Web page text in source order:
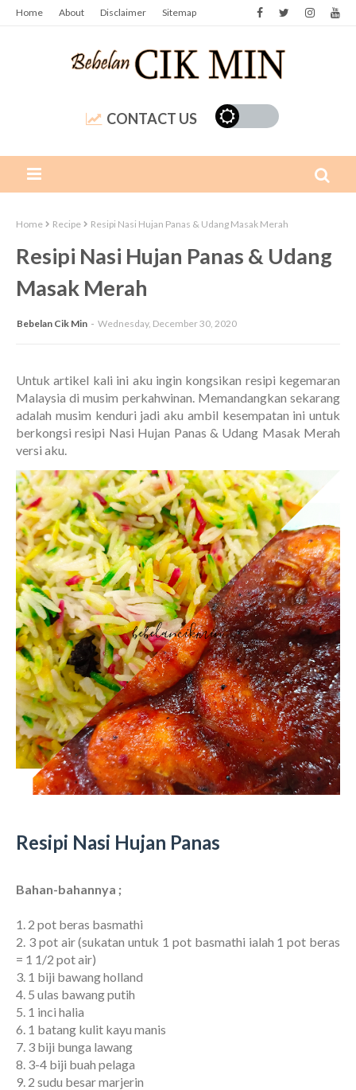
Home About Disclaimer Sitemap
CONTACT US
Home Recipe Resipi Nasi Hujan Panas & Udang Masak Merah
Resipi Nasi Hujan Panas & Udang
Masak Merah
Bebelan Cik Min Wednesday, December 30, 2020
Untuk artikel kali ini aku ingin kongsikan resipi kegemaran
Malaysia di musim perkahwinan. Memandangkan sekarang
adalah musim kenduri jadi aku ambil kesempatan ini untuk
berkongsi resipi Nasi Hujan Panas & Udang Masak Merah
versi aku.
Resipi Nasi Hujan Panas
Bahan-bahannya ;
1. 2 pot beras basmathi
2. 3 pot air (sukatan untuk 1 pot basmathi ialah 1 pot beras
= 1 1/2 pot air)
3. 1 biji bawang holland
4. 5 ulas bawang putih
5. 1 inci halia
6. 1 batang kulit kayu manis
7. 3 biji bunga lawang
8. 3-4 biji buah pelaga
9. 2 sudu besar marjerin